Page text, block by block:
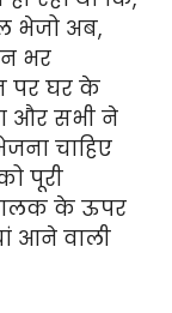
भेजो अब,
भर
पर घर के
और सभी ने
चाहिए
पूरी
के ऊपर
आने वाली